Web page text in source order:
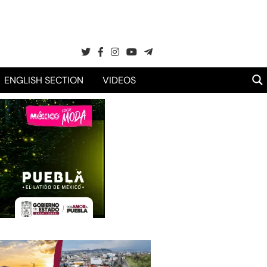
ENGLISH SECTION VIDEOS